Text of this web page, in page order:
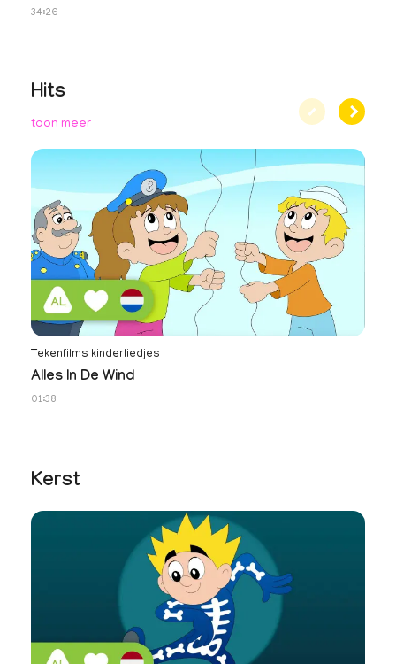
34:26
Hits
toon meer
Tekenfilms kinderliedjes
Alles In De Wind
01:38
Kerst